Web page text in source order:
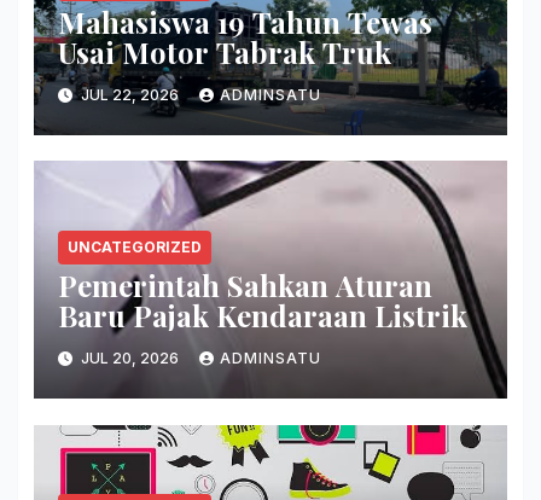
Mahasiswa 19 Tahun Tewas
Usai Motor Tabrak Truk
JUL 22, 2026 ADMINSATU
UNCATEGORIZED
Pemerintah Sahkan Aturan
Baru Pajak Kendaraan Listrik
JUL 20, 2026 ADMINSATU